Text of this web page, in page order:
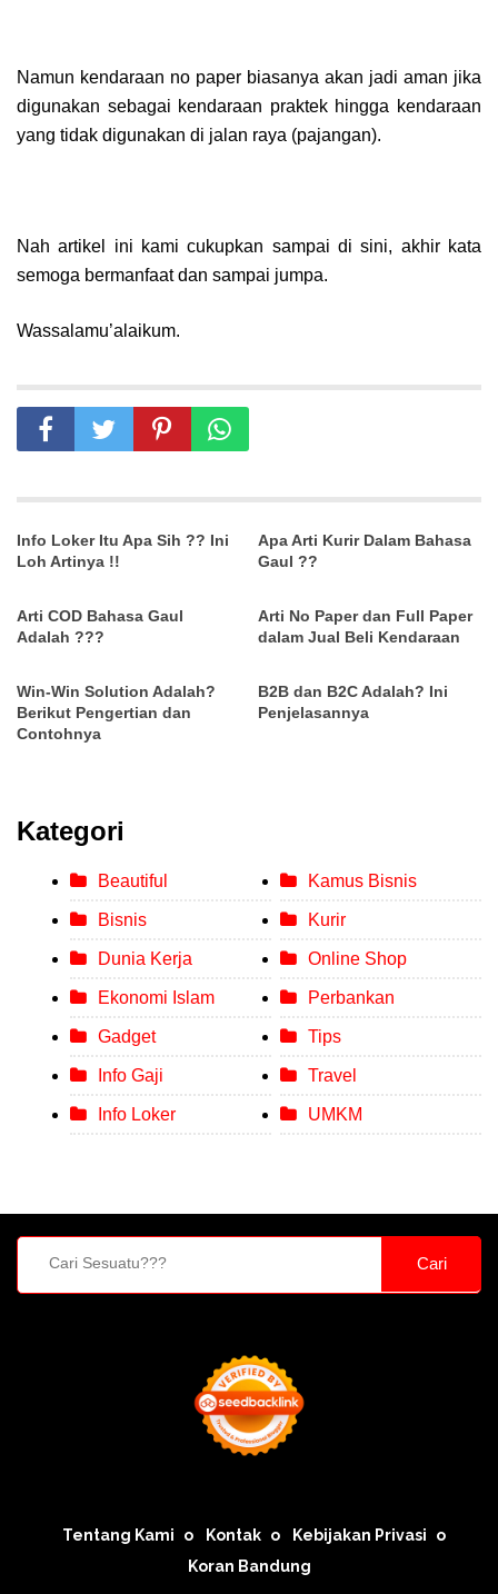
Namun kendaraan no paper biasanya akan jadi aman jika
digunakan sebagai kendaraan praktek hingga kendaraan
yang tidak digunakan di jalan raya (pajangan).
Nah artikel ini kami cukupkan sampai di sini, akhir kata
semoga bermanfaat dan sampai jumpa.
Wassalamu’alaikum.
Info Loker Itu Apa Sih ?? Ini
Loh Artinya !!
Apa Arti Kurir Dalam Bahasa
Gaul ??
Arti COD Bahasa Gaul
Adalah ???
Arti No Paper dan Full Paper
dalam Jual Beli Kendaraan
Win-Win Solution Adalah?
Berikut Pengertian dan
Contohnya
B2B dan B2C Adalah? Ini
Penjelasannya
Kategori
Beautiful
Bisnis
Dunia Kerja
Ekonomi Islam
Gadget
Info Gaji
Info Loker
Kamus Bisnis
Kurir
Online Shop
Perbankan
Tips
Travel
UMKM
Cari
Tentang Kami Kontak
Kebijakan Privasi
Koran Bandung